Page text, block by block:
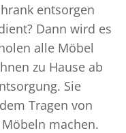
entsorgen
Dann wird es
alle Möbel
zu Hause ab
Sie
Tragen von
machen.